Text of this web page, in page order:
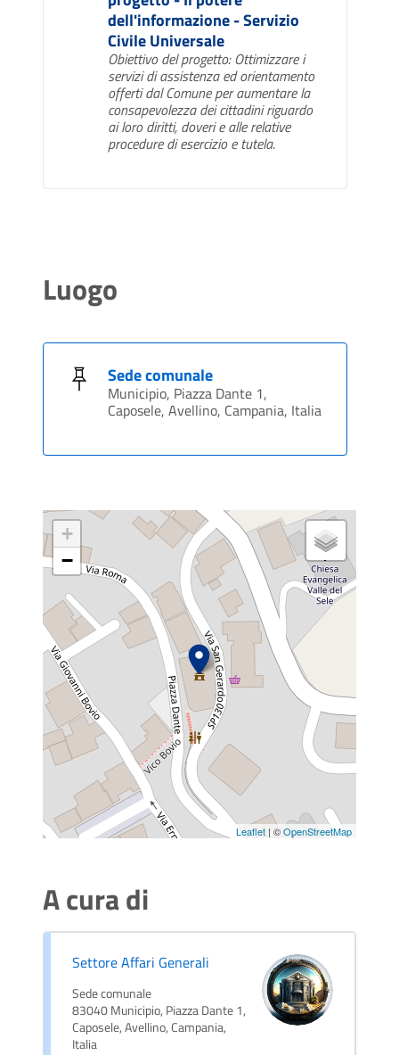
dell'informazione - Servizio
Civile Universale
Obiettivo del progetto: Ottimizzare i
servizi di assistenza ed orientamento
offerti dal Comune per aumentare la
consapevolezza dei cittadini riguardo
ai loro diritti, doveri e alle relative
procedure di esercizio e tutela.
Luogo
Sede comunale
Municipio, Piazza Dante 1,
Caposele, Avellino, Campania, Italia
+
−
Leaflet | ©OpenStreetMap
A cura di
Settore Affari Generali
Sede comunale
83040 Municipio, Piazza Dante 1,
Caposele, Avellino, Campania,
Italia